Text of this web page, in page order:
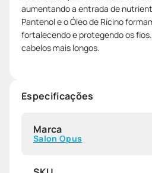
aumentando a entrada de
Pantenol e o Óleo de Rícino
fortalecendo e protegendo os
cabelos mais longos.
Especificações
Marca
Salon Opus